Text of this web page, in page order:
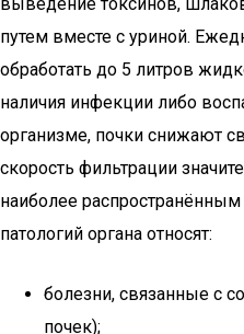
путем вместе с уриной.
обработать до 5 литров
наличия инфекции либо
организме, почки снижают
скорость фильтрации
наиболее
патологий органа относят:
болезни, связанные с
почек);